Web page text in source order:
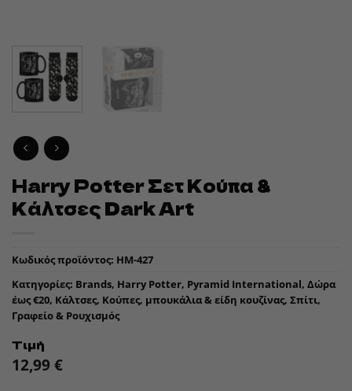
Harry Potter Σετ Κούπα &
Κάλτσες Dark Art
Κωδικός προϊόντος: HM-427
Κατηγορίες: Brands, Harry Potter, Pyramid International, Δώρα
έως €20, Κάλτσες, Κούπες, μπουκάλια & είδη κουζίνας, Σπίτι,
Γραφείο & Ρουχισμός
Τιμή
12,99 €